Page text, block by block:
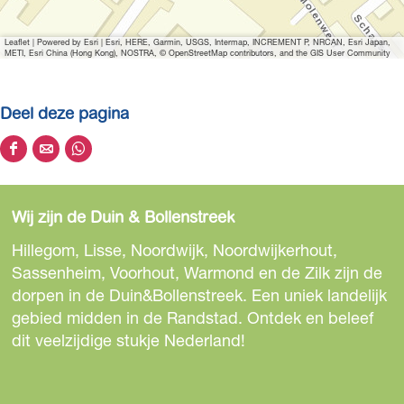
e
l
d
n
g
H
e
r
Leaflet | Powered by Esri | Esri, HERE, Garmin, USGS, Intermap, INCREMENT P, NRCAN, Esri Japan,
METI, Esri China (Hong Kong), NOSTRA, © OpenStreetMap contributors, and the GIS User Community
Deel deze pagina
D
e
l
d
e
z
e
p
D
e
l
d
e
z
e
p
D
e
l
d
e
z
e
p
Wij zijn de Duin & Bollenstreek
Hillegom, Lisse, Noordwijk, Noordwijkerhout,
Sassenheim, Voorhout, Warmond en de Zilk zijn de
dorpen in de Duin&Bollenstreek. Een uniek landelijk
gebied midden in de Randstad. Ontdek en beleef
dit veelzijdige stukje Nederland!